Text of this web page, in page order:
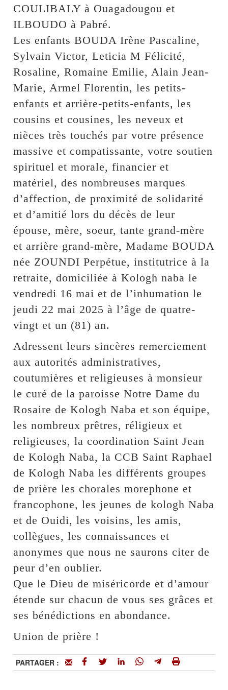
COULIBALY à Ouagadougou et
ILBOUDO à Pabré.
Les enfants BOUDA Irène Pascaline,
Sylvain Victor, Leticia M Félicité,
Rosaline, Romaine Emilie, Alain Jean-
Marie, Armel Florentin, les petits-
enfants et arrière-petits-enfants, les
cousins et cousines, les neveux et
nièces très touchés par votre présence
massive et compatissante, votre soutien
spirituel et morale, financier et
matériel, des nombreuses marques
d’affection, de proximité de solidarité
et d’amitié lors du décès de leur
épouse, mère, soeur, tante grand-mère
et arrière grand-mère, Madame BOUDA
née ZOUNDI Perpétue, institutrice à la
retraite, domiciliée à Kologh naba le
vendredi 16 mai et de l’inhumation le
jeudi 22 mai 2025 à l’âge de quatre-
vingt et un (81) an.
Adressent leurs sincères remerciement
aux autorités administratives,
coutumières et religieuses à monsieur
le curé de la paroisse Notre Dame du
Rosaire de Kologh Naba et son équipe,
les nombreux prêtres, réligieux et
religieuses, la coordination Saint Jean
de Kologh Naba, la CCB Saint Raphael
de Kologh Naba les différents groupes
de prière les chorales morephone et
francophone, les jeunes de kologh Naba
et de Ouidi, les voisins, les amis,
collègues, les connaissances et
anonymes que nous ne saurons citer de
peur d’en oublier.
Que le Dieu de miséricorde et d’amour
étende sur chacun de vous ses grâces et
ses bénédictions en abondance.
Union de prière !
PARTAGER :